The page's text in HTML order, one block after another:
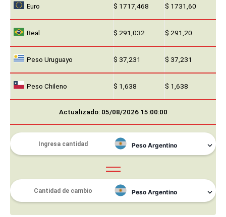
Euro $ 1717,468 $ 1731,60
Real $ 291,032 $ 291,20
Peso Uruguayo $ 37,231 $ 37,231
Peso Chileno $ 1,638 $ 1,638
Actualizado: 05/08/2026 15:00:00